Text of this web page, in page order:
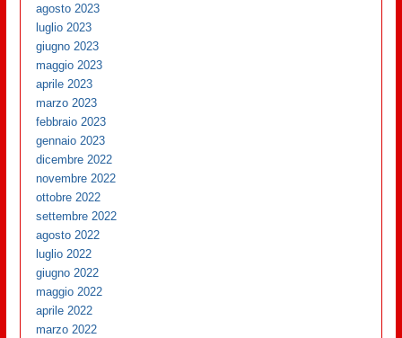
agosto 2023
luglio 2023
giugno 2023
maggio 2023
aprile 2023
marzo 2023
febbraio 2023
gennaio 2023
dicembre 2022
novembre 2022
ottobre 2022
settembre 2022
agosto 2022
luglio 2022
giugno 2022
maggio 2022
aprile 2022
marzo 2022